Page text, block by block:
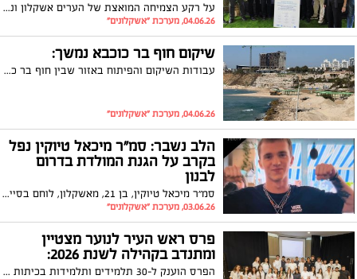
על רקע הצמיחה המואצת של הערים אשקלון ונתיבות והצורך במיקוד השקעות של מאות מיליוני שקלים בתשתיות מים וביוב בעקבות הסכמי הגג
04.06.26, מערכת "אשקלונים"
שיקום חוף בר כוכבא נמשך:
עבודות השיקום והפיתוח באזור שבין חוף בר כוכבא למרינה ממשיכות להתקדם, והשבוע החל שלב משמעותי נוסף בפרויקט עם פריקת החול הראשונית לאורך רצועת החוף.
04.06.26, מערכת "אשקלונים"
הלב נשבר: סמ״ר מיכאל טיוקין נפל
בקרב על הגנת המולדת בדרום
לבנון
סמ״ר מיכאל טיוקין, בן 21, מאשקלון, לוחם בסיירת גבעתי (846), נפל ביום שבת 30.05, תוך כדי פעילות מבצעית בגזרת דרום לבנון, מפגיעת רחפן נפץ.
03.06.26, מערכת "אשקלונים"
פרס ראש העיר לנוער מצטיין
ומתנדב בקהילה לשנת 2026:
הפרס הוענק ל-30 תלמידים ותלמידות בכיתות י'-י"ב שהצטיינו בתרומתם יוצאת הדופן לקהילה